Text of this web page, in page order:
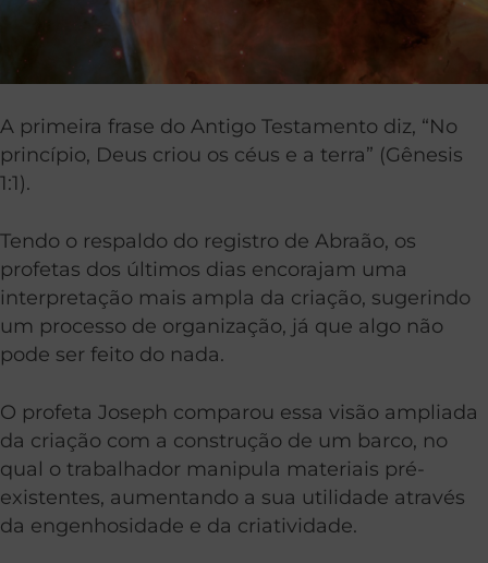
A primeira frase do Antigo Testamento diz, “No
princípio, Deus criou os céus e a terra” (Gênesis
1:1).
Tendo o respaldo do registro de Abraão, os
profetas dos últimos dias encorajam uma
interpretação mais ampla da criação, sugerindo
um processo de organização, já que algo não
pode ser feito do nada.
O profeta Joseph comparou essa visão ampliada
da criação com a construção de um barco, no
qual o trabalhador manipula materiais pré-
existentes, aumentando a sua utilidade através
da engenhosidade e da criatividade.